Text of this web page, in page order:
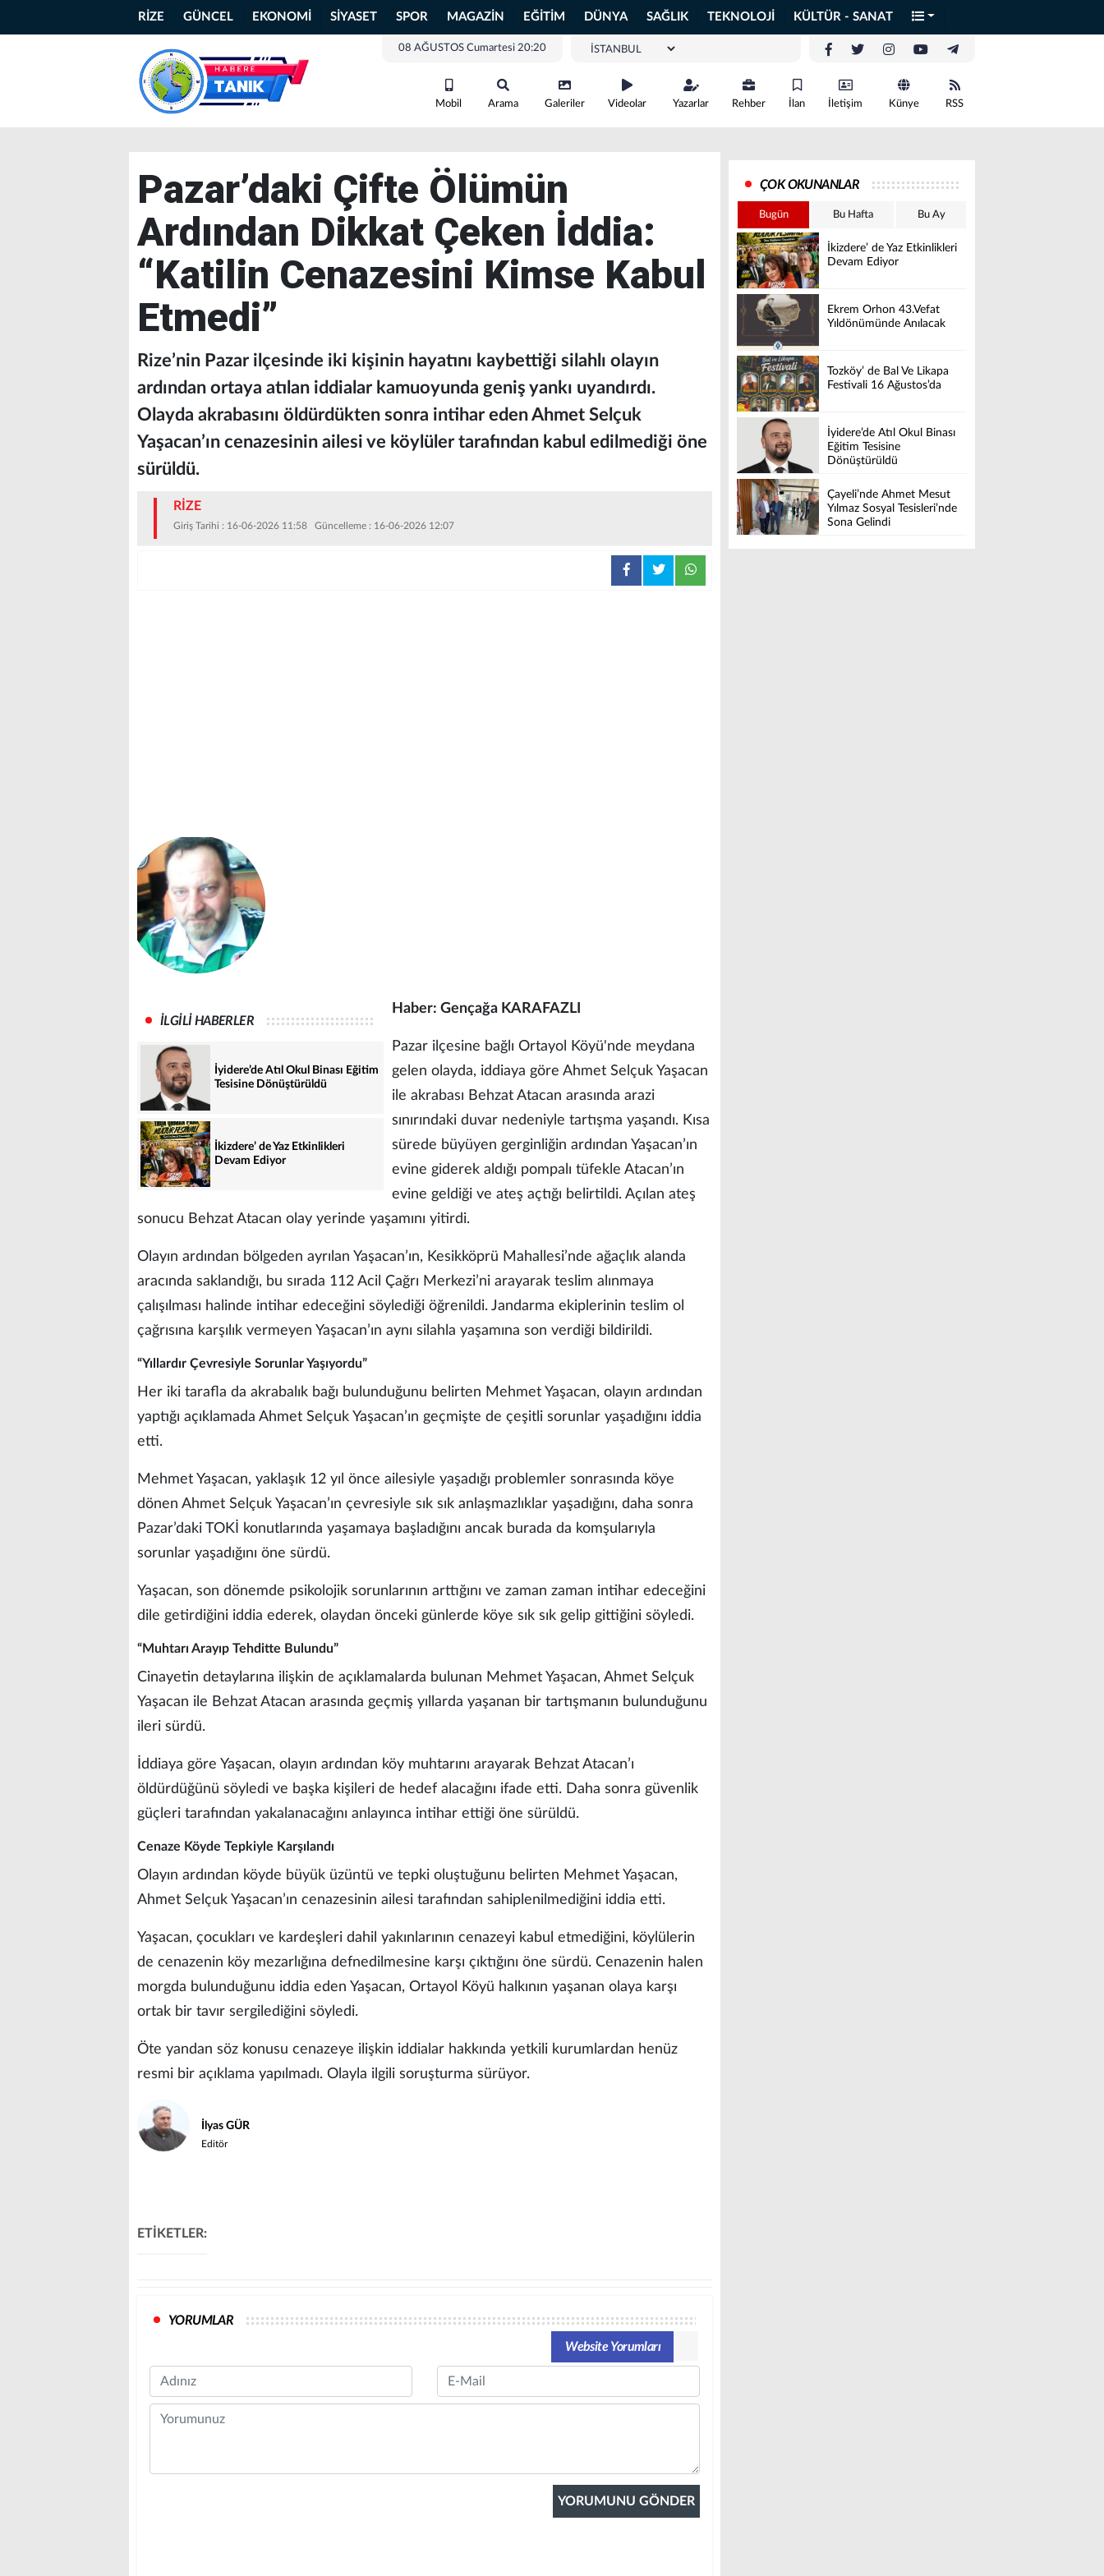
RİZE GÜNCEL EKONOMİ SİYASET SPOR MAGAZİN EĞİTİM DÜNYA SAĞLIK TEKNOLOJİ KÜLTÜR - SANAT
08 AĞUSTOS Cumartesi 20:20
Mobil Arama Galeriler Videolar Yazarlar Rehber İlan İletişim Künye RSS
Pazar’daki Çifte Ölümün
Ardından Dikkat Çeken İddia:
“Katilin Cenazesini Kimse Kabul
Etmedi”
Rize’nin Pazar ilçesinde iki kişinin hayatını kaybettiği silahlı olayın
ardından ortaya atılan iddialar kamuoyunda geniş yankı uyandırdı.
Olayda akrabasını öldürdükten sonra intihar eden Ahmet Selçuk
Yaşacan’ın cenazesinin ailesi ve köylüler tarafından kabul edilmediği öne
sürüldü.
RİZE
Giriş Tarihi : 16-06-2026 11:58 Güncelleme : 16-06-2026 12:07
İLGİLİ HABERLER
İyidere’de Atıl Okul Binası Eğitim
Tesisine Dönüştürüldü
İkizdere’ de Yaz Etkinlikleri
Devam Ediyor
Haber: Gençağa KARAFAZLI
Pazar ilçesine bağlı Ortayol Köyü'nde meydana
gelen olayda, iddiaya göre Ahmet Selçuk Yaşacan
ile akrabası Behzat Atacan arasında arazi
sınırındaki duvar nedeniyle tartışma yaşandı. Kısa
sürede büyüyen gerginliğin ardından Yaşacan’ın
evine giderek aldığı pompalı tüfekle Atacan’ın
evine geldiği ve ateş açtığı belirtildi. Açılan ateş
sonucu Behzat Atacan olay yerinde yaşamını yitirdi.
Olayın ardından bölgeden ayrılan Yaşacan’ın, Kesikköprü Mahallesi’nde ağaçlık alanda
aracında saklandığı, bu sırada 112 Acil Çağrı Merkezi’ni arayarak teslim alınmaya
çalışılması halinde intihar edeceğini söylediği öğrenildi. Jandarma ekiplerinin teslim ol
çağrısına karşılık vermeyen Yaşacan’ın aynı silahla yaşamına son verdiği bildirildi.
“Yıllardır Çevresiyle Sorunlar Yaşıyordu”
Her iki tarafla da akrabalık bağı bulunduğunu belirten Mehmet Yaşacan, olayın ardından
yaptığı açıklamada Ahmet Selçuk Yaşacan’ın geçmişte de çeşitli sorunlar yaşadığını iddia
etti.
Mehmet Yaşacan, yaklaşık 12 yıl önce ailesiyle yaşadığı problemler sonrasında köye
dönen Ahmet Selçuk Yaşacan’ın çevresiyle sık sık anlaşmazlıklar yaşadığını, daha sonra
Pazar’daki TOKİ konutlarında yaşamaya başladığını ancak burada da komşularıyla
sorunlar yaşadığını öne sürdü.
Yaşacan, son dönemde psikolojik sorunlarının arttığını ve zaman zaman intihar edeceğini
dile getirdiğini iddia ederek, olaydan önceki günlerde köye sık sık gelip gittiğini söyledi.
“Muhtarı Arayıp Tehditte Bulundu”
Cinayetin detaylarına ilişkin de açıklamalarda bulunan Mehmet Yaşacan, Ahmet Selçuk
Yaşacan ile Behzat Atacan arasında geçmiş yıllarda yaşanan bir tartışmanın bulunduğunu
ileri sürdü.
İddiaya göre Yaşacan, olayın ardından köy muhtarını arayarak Behzat Atacan’ı
öldürdüğünü söyledi ve başka kişileri de hedef alacağını ifade etti. Daha sonra güvenlik
güçleri tarafından yakalanacağını anlayınca intihar ettiği öne sürüldü.
Cenaze Köyde Tepkiyle Karşılandı
Olayın ardından köyde büyük üzüntü ve tepki oluştuğunu belirten Mehmet Yaşacan,
Ahmet Selçuk Yaşacan’ın cenazesinin ailesi tarafından sahiplenilmediğini iddia etti.
Yaşacan, çocukları ve kardeşleri dahil yakınlarının cenazeyi kabul etmediğini, köylülerin
de cenazenin köy mezarlığına defnedilmesine karşı çıktığını öne sürdü. Cenazenin halen
morgda bulunduğunu iddia eden Yaşacan, Ortayol Köyü halkının yaşanan olaya karşı
ortak bir tavır sergilediğini söyledi.
Öte yandan söz konusu cenazeye ilişkin iddialar hakkında yetkili kurumlardan henüz
resmi bir açıklama yapılmadı. Olayla ilgili soruşturma sürüyor.
İlyas GÜR
Editör
ETİKETLER:
YORUMLAR
Website Yorumları
Name Email
Comment
ÇOK OKUNANLAR
Bugün Bu Hafta Bu Ay
İkizdere’ de Yaz Etkinlikleri
Devam Ediyor
Ekrem Orhon 43.Vefat
Yıldönümünde Anılacak
Tozköy’ de Bal Ve Likapa
Festivali 16 Ağustos’da
İyidere’de Atıl Okul Binası
Eğitim Tesisine
Dönüştürüldü
Çayeli’nde Ahmet Mesut
Yılmaz Sosyal Tesisleri’nde
Sona Gelindi